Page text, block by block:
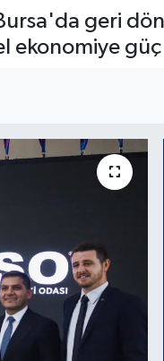
geri
ekonomiye güç